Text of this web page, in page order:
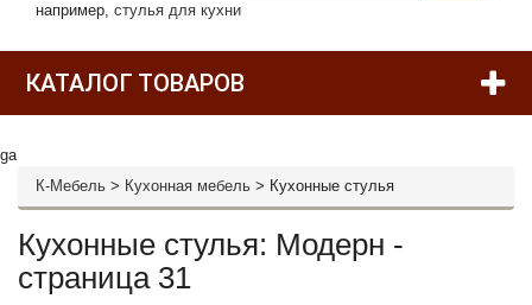
например, стулья для кухни
КАТАЛОГ ТОВАРОВ
ga
К-Мебель > Кухонная мебель > Кухонные стулья
Кухонные стулья: Модерн -
страница 31